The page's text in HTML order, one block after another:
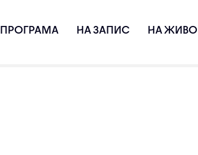
ПРОГРАМА НА ЗАПИС НА ЖИВО